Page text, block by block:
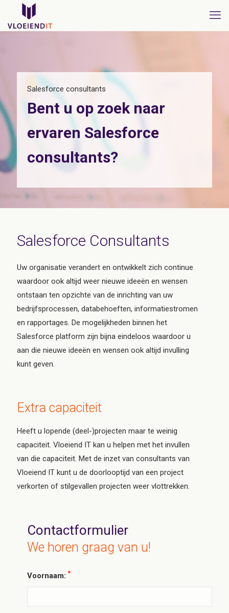
Salesforce consultants
Bent u op zoek naar
ervaren Salesforce
consultants?
Salesforce Consultants
Uw organisatie verandert en ontwikkelt zich continue
waardoor ook altijd weer nieuwe ideeën en wensen
ontstaan ten opzichte van de inrichting van uw
bedrijfsprocessen, databehoeften, informatiestromen
en rapportages. De mogelijkheden binnen het
Salesforce platform zijn bijna eindeloos waardoor u
aan die nieuwe ideeën en wensen ook altijd invulling
kunt geven.
Extra capaciteit
Heeft u lopende (deel-)projecten maar te weinig
capaciteit. Vloeiend IT kan u helpen met het invullen
van die capaciteit. Met de inzet van consultants van
Vloeiend IT kunt u de doorlooptijd van een project
verkorten of stilgevallen projecten weer vlottrekken.
Contactformulier
We horen graag van u!
Voornaam: *